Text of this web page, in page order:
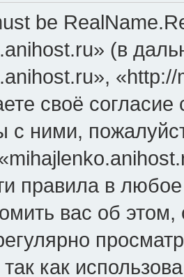
be
(в
своё
с ними,
правила в
вас об
как